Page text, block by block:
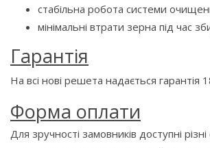
стабільна робота системи
мінімальні втрати зерна під час
Гарантія
На всі нові решета надається гарантія
Форма оплати
Для зручності замовників доступні